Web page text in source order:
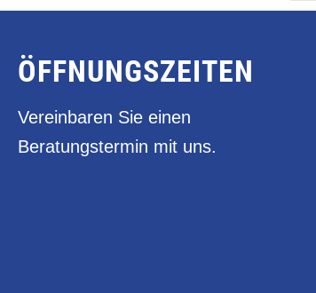
ÖFFNUNGSZEITEN
Vereinbaren Sie einen
Beratungstermin mit uns.